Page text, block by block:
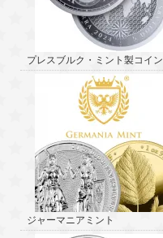
プレスブルク・ミント製コイン
ジャーマニアミント